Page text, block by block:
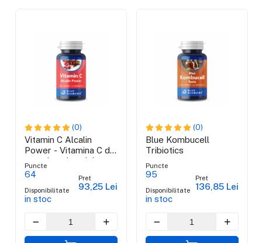
(0)
Vitamin C Alcalin
Power - Vitamina C din
ascorbat de calciu,
maces si acerola
Puncte
64
Disponibilitate
in stoc
Pret
93,25 Lei
(0)
Blue Kombucell
Tribiotics
Puncte
95
Disponibilitate
in stoc
Pret
136,85 Lei